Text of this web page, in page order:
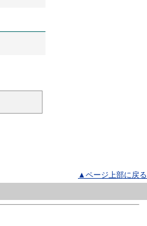
▲ページ上部に戻る